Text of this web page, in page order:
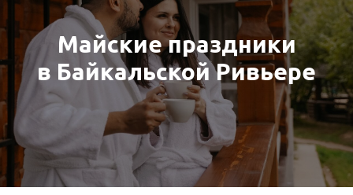
Майские праздники
в Байкальской Ривьере
Маленький отпуск на берегу Байкала